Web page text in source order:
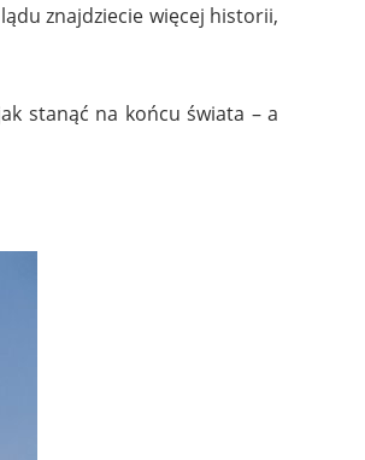
znajdziecie więcej historii,
stanąć na końcu świata – a